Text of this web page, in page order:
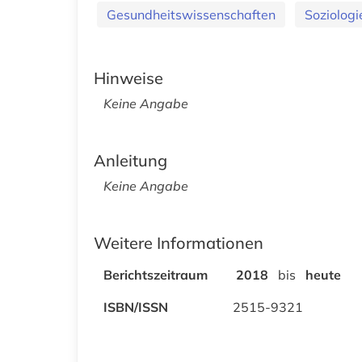
Gesundheitswissenschaften
Hinweise
Keine Angabe
Anleitung
Keine Angabe
Weitere Informationen
Berichtszeitraum 2018 bis
heute
ISBN/ISSN
2515-9321